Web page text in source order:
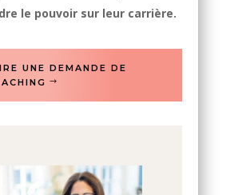
le pouvoir sur leur carrière.
UNE DEMANDE DE